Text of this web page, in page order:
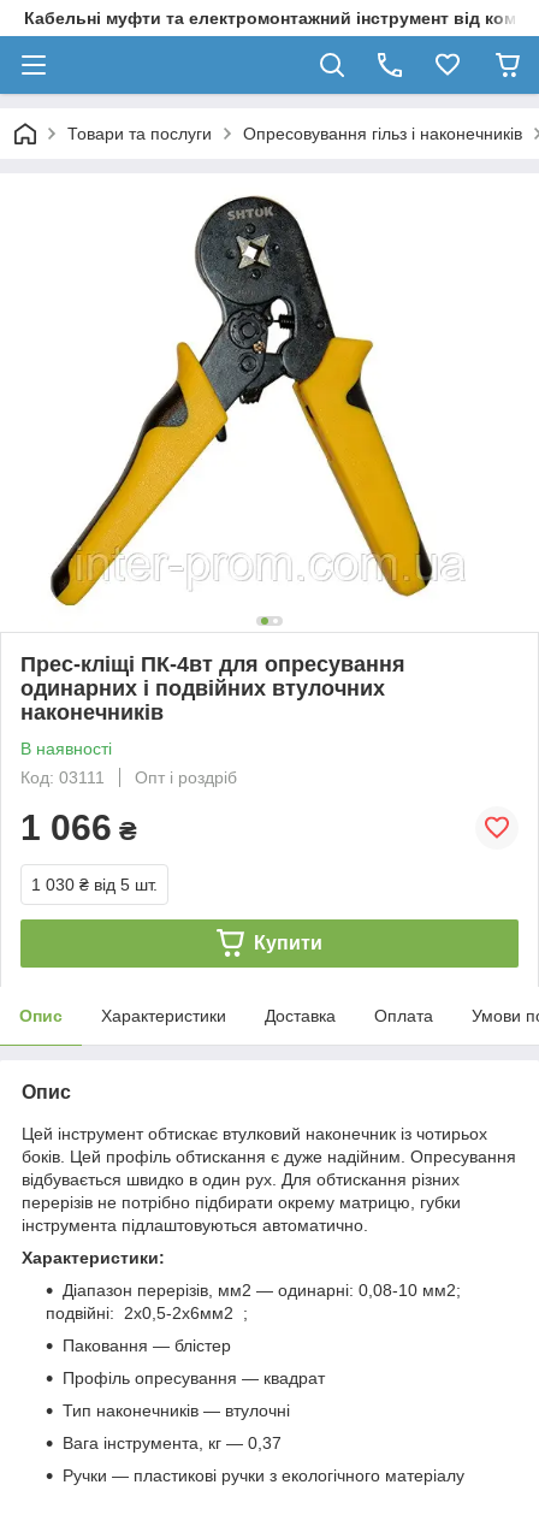
Кабельні муфти та електромонтажний інструмент від
Товари та послуги Опресовування гільз і наконечників
Прес-кліщі ПК-4вт для опресування
одинарних і подвійних втулочних
наконечників
В наявності
Код: 03111
Опт і роздріб
1 066 ₴
1 030 ₴ від 5 шт.
Купити
Опис Характеристики Доставка Оплата Умови
Опис
Цей інструмент обтискає втулковий наконечник із чотирьох
боків. Цей профіль обтискання є дуже надійним. Опресування
відбувається швидко в один рух. Для обтискання різних
перерізів не потрібно підбирати окрему матрицю, губки
інструмента підлаштовуються автоматично.
Характеристики:
Діапазон перерізів, мм2 — одинарні: 0,08-10 мм2;
подвійні: 2х0,5-2х6мм2 ;
Паковання — блістер
Профіль опресування — квадрат
Тип наконечників — втулочні
Вага інструмента, кг — 0,37
Ручки — пластикові ручки з екологічного матеріалу